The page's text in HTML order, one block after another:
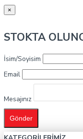
×
STOKTA
İsim/Soyisim
Email
Mesajınız
Gönder